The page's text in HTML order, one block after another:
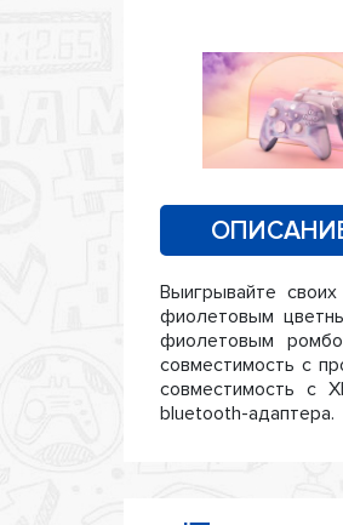
Выигрывайте
фиолетовым
фиолетовым
совместимость с
совместимость с
bluetooth-адаптера.